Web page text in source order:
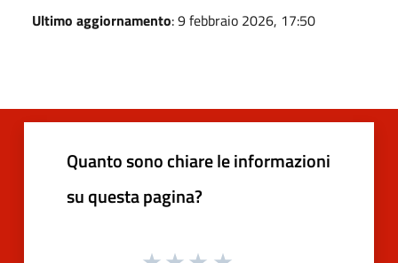
Ultimo aggiornamento: 9 febbraio 2026, 17:50
Quanto sono chiare le informazioni
su questa pagina?